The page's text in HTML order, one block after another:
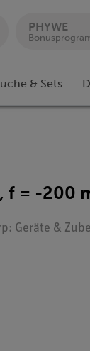
PHYWE
& Sets
f = -200
Geräte &